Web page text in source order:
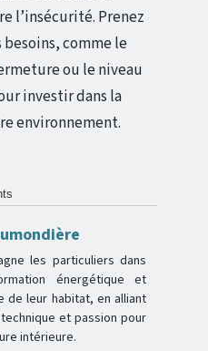
l’insécurité. Prenez
comme le
ou le niveau
investir dans la
environnement.
les particuliers dans
énergétique et
de leur habitat, en alliant
et passion pour
intérieure.